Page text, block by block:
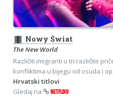
theaters Nowy Świat
The New World
Različiti imigranti u tri različite
konfliktima u bijegu od osuda i
Hrvatski titlovi
Gledaj na
NETFLIXU